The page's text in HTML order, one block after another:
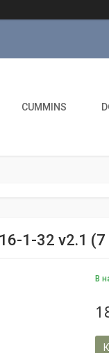
CUMMINS
1-32 v2.1
В